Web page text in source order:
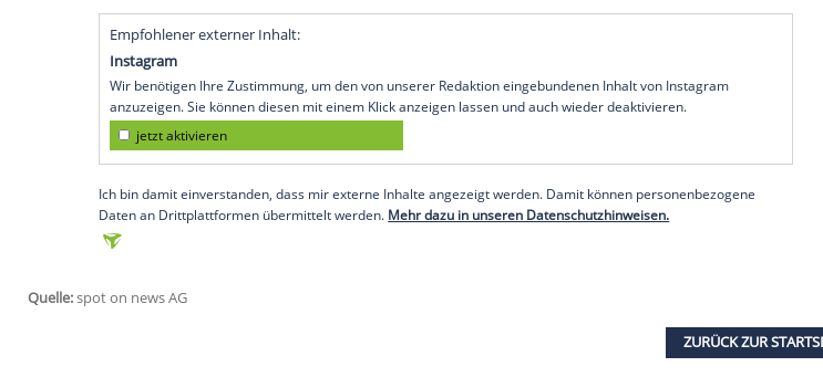
Kamera stand, habe an diesem Tag nur einen Wunsch: "Wir hoffen, dich
Wen genau er damit meint? Offenbar
mittlerweile 20-jährige
Von ihr habe Diesel am Morgen eine Nachricht erhalten, in der sie dem
für den heutigen Tag" gesendet habe. "Sie hat dein Herz", schrieb er weiter.
erstaunlich, aber irgendwie machst du die Welt auch weiterhin zu einem
Empfohlener externer Inhalt:
Glomex GmbH
Wir benötigen Ihre Zustimmung, um den von unserer Redaktion eingebundenen Inhalt von